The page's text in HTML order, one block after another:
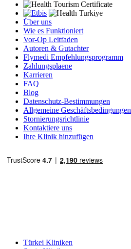
Über uns
Wie es Funktioniert
Vor-Op Leitfaden
Autoren & Gutachter
Flymedi Empfehlungsprogramm
Zahlungsplaene
Karrieren
FAQ
Blog
Datenschutz-Bestimmungen
Allgemeine Geschäftsbedingungen
Stornierungsrichtlinie
Kontaktiere uns
Ihre Klinik hinzufügen
Türkei Kliniken